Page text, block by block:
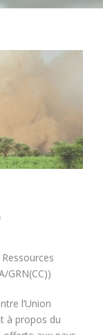
GRN(CC))
l’Union
à propos du